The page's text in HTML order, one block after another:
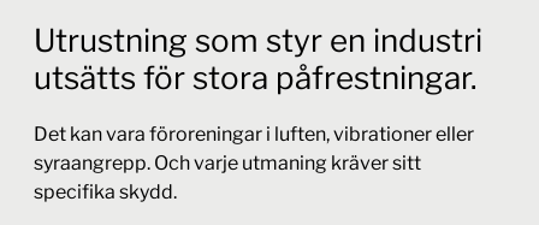
Utrustning som styr en industri
utsätts för stora påfrestningar.
Det kan vara föroreningar i luften, vibrationer eller
syraangrepp. Och varje utmaning kräver sitt
specifika skydd.